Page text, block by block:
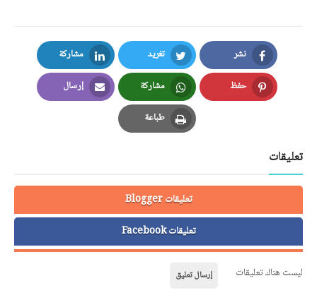
نشر
Facebook
تغريد
Twitter
مشاركة
LinkedIn
حفظ
Pinterest
مشاركة
Whatsapp
إرسال
Email
طباعة
Print
تعليقات
تعليقات Blogger
تعليقات Facebook
ليست هناك تعليقات إرسال تعليق